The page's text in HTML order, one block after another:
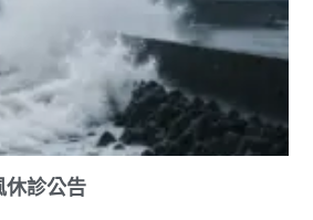
休診公告